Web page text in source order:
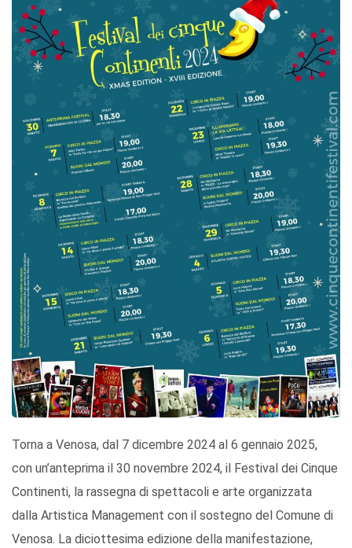
Torna a Venosa, dal 7 dicembre 2024 al 6 gennaio 2025,
con un’anteprima il 30 novembre 2024, il Festival dei Cinque
Continenti, la rassegna di spettacoli e arte organizzata
dalla Artistica Management con il sostegno del Comune di
Venosa. La diciottesima edizione della manifestazione,